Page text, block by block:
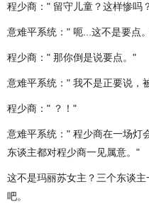
程少商：" 留守儿童？这样惨吗
意难平系统：" 呃...这不是要点
程少商：" 那你倒是说要点。"
意难平系统：" 我不是正要说，
程少商：" ？！"
意难平系统：" 程少商在一场灯
东谈主都对程少商一见属意。"
这不是玛丽苏女主？三个东谈
吧。